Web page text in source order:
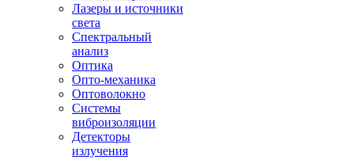
Лазеры и источники
света
Спектральный
анализ
Оптика
Опто-механика
Оптоволокно
Системы
виброизоляции
Детекторы
излучения